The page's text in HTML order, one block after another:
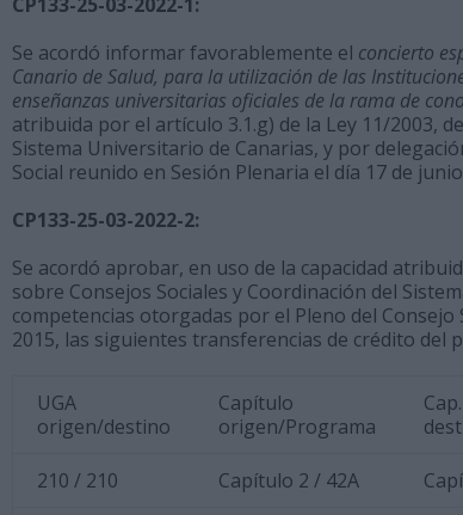
Se acordó informar favorablemente el concierto
Canario de Salud, para la utilización de las
enseñanzas universitarias oficiales de la rama de
atribuida por el artículo 3.1.g) de la Ley 11/2003,
Sistema Universitario de Canarias, y por
Social reunido en Sesión Plenaria el día 17 de
CP133-25-03-2022-2:
Se acordó aprobar, en uso de la capacidad
sobre Consejos Sociales y Coordinación del
competencias otorgadas por el Pleno del
2015, las siguientes transferencias de crédito del
UGA
origen/destino
Capítulo
origen/Programa
Cap.
210 / 210 Capítulo 2 / 42A